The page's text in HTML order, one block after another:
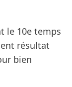
le 10e temps
résultat
bien